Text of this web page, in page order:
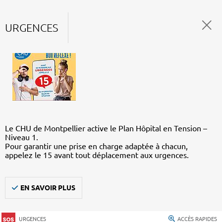
URGENCES
Le CHU de Montpellier active le Plan Hôpital en Tension –
Niveau 1.
Pour garantir une prise en charge adaptée à chacun,
appelez le 15 avant tout déplacement aux urgences.
EN SAVOIR PLUS
URGENCES ACCÈS RAPIDES